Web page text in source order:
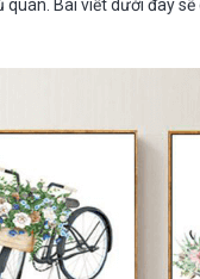
Bài viết dưới đây